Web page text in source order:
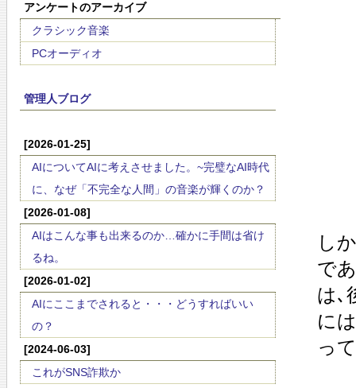
アンケートのアーカイブ
クラシック音楽
PCオーディオ
管理人ブログ
[2026-01-25]
AIについてAIに考えさせました。~完璧なAI時代
に、なぜ「不完全な人間」の音楽が輝くのか？
[2026-01-08]
AIはこんな事も出来るのか…確かに手間は省け
るね。
[2026-01-02]
AIにここまでされると・・・どうすればいい
の？
[2024-06-03]
これがSNS詐欺か
し
で
は､
に
っ